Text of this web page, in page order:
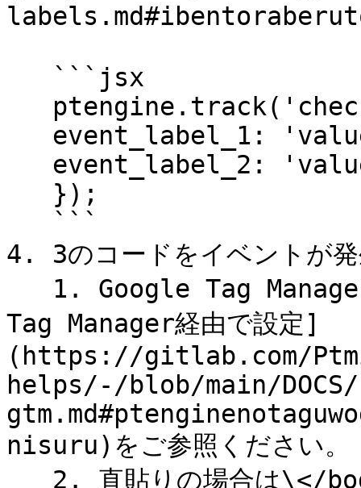
4. 3のコードをイベントが
Tag Manager経由で設定]
(https://gitlab.com/
helps/-/blob/main/
nisuru)をご参照ください。